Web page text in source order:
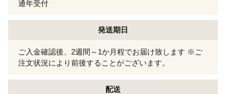
通年受付
発送期日
ご入金確認後、2週間～1か月程でお届け致します ※ご
注文状況により前後することがございます。
配送